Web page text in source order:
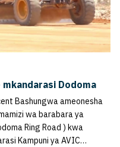
Dodoma
Bashungwa ameonesha
wa barabara ya
Ring Road ) kwa
Kampuni ya AVIC…